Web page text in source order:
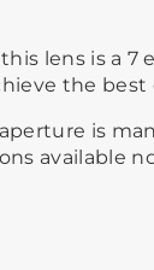
lens is a 7
the best
is
available